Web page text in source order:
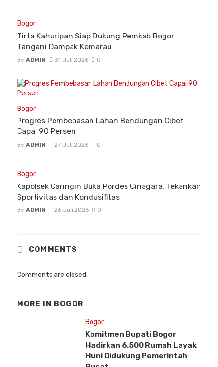
Bogor
Tirta Kahuripan Siap Dukung Pemkab Bogor
Tangani Dampak Kemarau
By ADMIN 31 Juli 2026 0
Bogor
Progres Pembebasan Lahan Bendungan Cibet
Capai 90 Persen
By ADMIN 27 Juli 2026 0
Bogor
Kapolsek Caringin Buka Pordes Cinagara, Tekankan
Sportivitas dan Kondusifitas
By ADMIN 26 Juli 2026 0
COMMENTS
Comments are closed.
MORE IN BOGOR
Bogor
Komitmen Bupati Bogor
Hadirkan 6.500 Rumah Layak
Huni Didukung Pemerintah